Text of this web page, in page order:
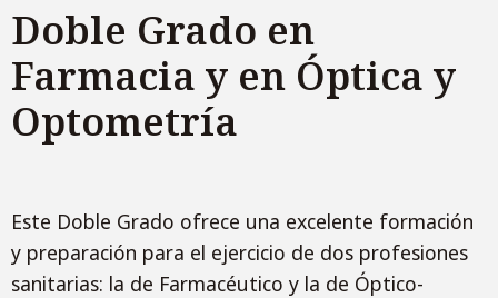
Doble Grado en
Farmacia y en Óptica y
Optometría
Este Doble Grado ofrece una excelente formación
y preparación para el ejercicio de dos profesiones
sanitarias: la de Farmacéutico y la de Óptico-